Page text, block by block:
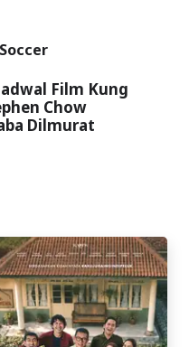
Film Kung
Chow
Dilmurat